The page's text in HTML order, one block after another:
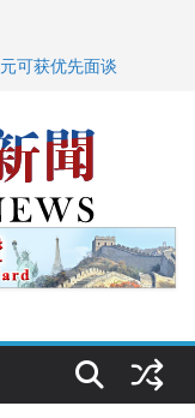
可获优先面谈
生在美国就是美国
罗纳德·萨科尔斯基
有序走向世界